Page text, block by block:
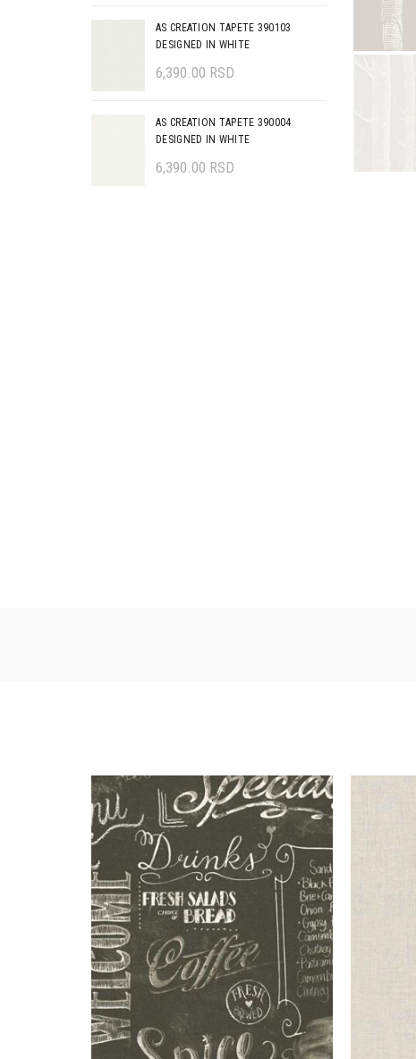
AS CREATION TAPETE 390103
DESIGNED IN WHITE
6,390.00 RSD
AS CREATION TAPETE 390004
DESIGNED IN WHITE
6,390.00 RSD